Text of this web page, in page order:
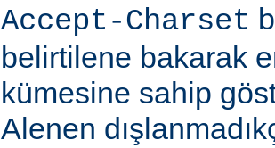
Accept-Charset
belirtilene bakarak
kümesine sahip
Alenen